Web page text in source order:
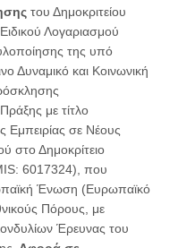
του Δημοκριτείου
Λογαριασμού
της υπό
Δυναμικό και Κοινωνική
με τίτλο
Εμπειρίας σε Νέους
στο Δημοκρίτειο
6017324), που
Ένωση (Ευρωπαϊκό
Πόρους, με
Έρευνας του